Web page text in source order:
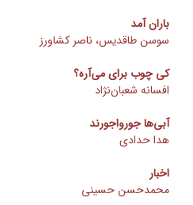
باران آمد
سوسن طاقدیس، ناصر کشاورز
کی چوب برای می‌آره؟
افسانه شعبان‌نژاد
آبی‌ها جورواجورند
هدا حدادی
اخبار
محمدحسن حسینی